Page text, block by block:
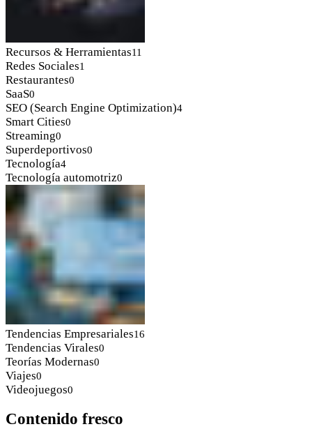
Recursos & Herramientas11
Redes Sociales1
Restaurantes0
SaaS0
SEO (Search Engine Optimization)4
Smart Cities0
Streaming0
Superdeportivos0
Tecnología4
Tecnología automotriz0
Tendencias Empresariales16
Tendencias Virales0
Teorías Modernas0
Viajes0
Videojuegos0
Contenido fresco